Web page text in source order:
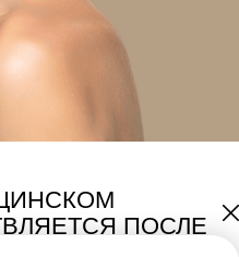
ПОСЛЕ